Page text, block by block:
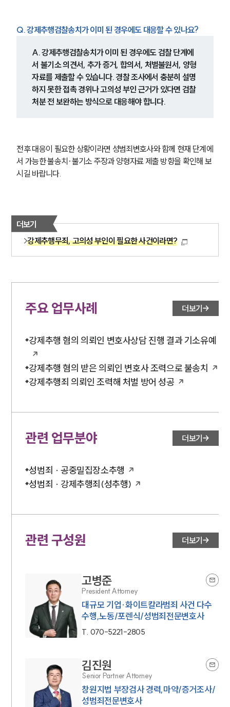
Q. 강제추행검찰송치가 이미 된 경우에도 대응할 수 있나요?
A. 강제추행검찰송치가 이미 된 경우에도 검찰 단계에
서 불기소 의견서, 추가 증거, 합의서, 처벌불원서, 양형
자료를 제출할 수 있습니다. 경찰 조사에서 충분히 설명
하지 못한 접촉 경위나 고의성 부인 근거가 있다면 검찰
처분 전 보완하는 방식으로 대응해야 합니다.
전후 대응이 필요한 상황이라면 성범죄변호사와 함께 현재 단계에
서 가능한 불송치·불기소 주장과 양형자료 제출 방향을 확인해 보
시길 바랍니다.
더보기
강제추행무죄, 고의성 부인이 필요한 사건이라면?
주요 업무사례 더보기
강제추행 혐의 의뢰인 변호사상담 진행 결과 기소유예
강제추행 혐의 받은 의뢰인 변호사 조력으로 불송치
강제추행죄 의뢰인 조력해 처벌 방어 성공
관련 업무분야 더보기
성범죄 · 공중밀집장소추행
성범죄 · 강제추행죄(성추행)
관련 구성원 더보기
고병준
President Attorney
대규모 기업·화이트칼라범죄 사건 다수
수행,노동/포렌식/성범죄전문변호사
T. 070-5221-2805
김진원
Senior Partner Attorney
창원지법 부장검사 경력,마약/증거조사/
성범죄전문변호사